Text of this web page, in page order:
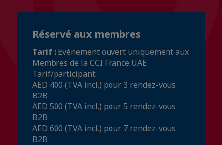
Réservé aux membres
Tarif : Evénement ouvert uniquement aux
Membres de la CCI France UAE
Tarif/participant:
AED 400 (TVA incl.) pour 3 rendez-vous
B2B
AED 500 (TVA incl.) pour 5 rendez-vous
B2B
AED 600 (TVA incl.) pour 7 rendez-vous
B2B